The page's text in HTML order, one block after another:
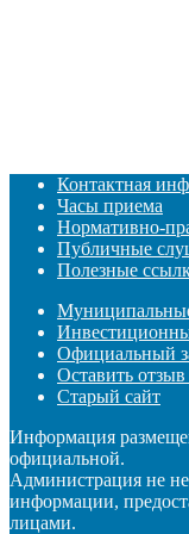
Контактная
Часы приема
Нормативно-
Публичные
Полезные
Официальный
Оставить отзыв
Старый сайт
Информация
официальной.
Администрация не
информации,
лицами.